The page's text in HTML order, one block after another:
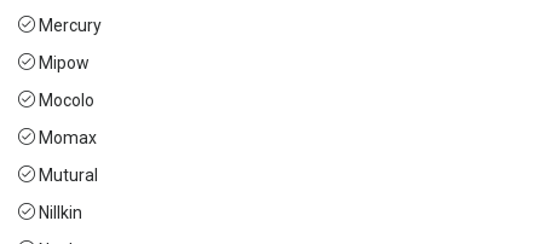
Mercury
Mipow
Mocolo
Momax
Mutural
Nillkin